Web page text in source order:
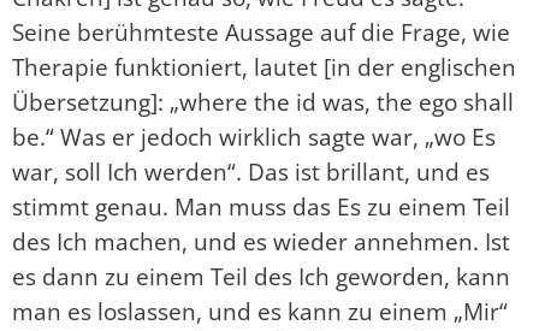
Seine berühmteste Aussage auf die Frage, wie
Therapie funktioniert, lautet [in der englischen
Übersetzung]: „where the id was, the ego shall
be.“ Was er jedoch wirklich sagte war, „wo Es
war, soll Ich werden“. Das ist brillant, und es
stimmt genau. Man muss das Es zu einem Teil
des Ich machen, und es wieder annehmen. Ist
es dann zu einem Teil des Ich geworden, kann
man es loslassen, und es kann zu einem „Mir“